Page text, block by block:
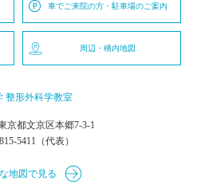
車でご来院の方・駐車場のご案内
周辺・構内地図
整形外科学教室
京都文京区本郷7-3-1
5411 （代表）
地図で見る